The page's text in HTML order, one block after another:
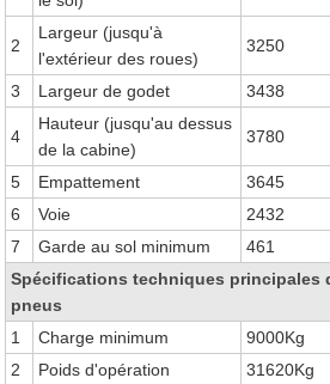
2
Largeur (jusqu'à
l'extérieur des roues)
3250
3 Largeur de godet 3438
4
Hauteur (jusqu'au dessus
de la cabine)
3780
5 Empattement
3645
6
Voie
2432
7
Garde au sol minimum
461
Spécifications techniques principales
pneus
1
Charge minimum
9000Kg
2
Poids d'opération 31620Kg